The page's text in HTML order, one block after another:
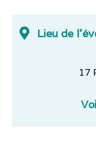
Lieu de
17